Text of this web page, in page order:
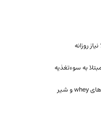
به سوءتغذیه